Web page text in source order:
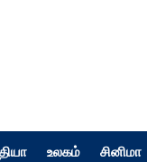
உலகம் சினிமா